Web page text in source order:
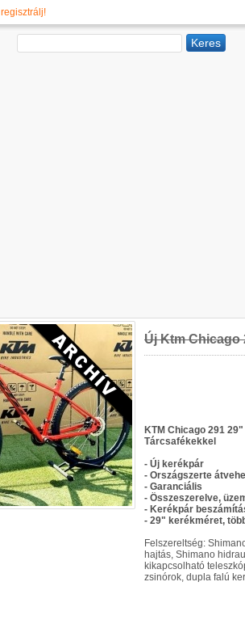
regisztrálj!
Új Ktm Chicago
KTM Chicago 291
Tárcsafékekkel
- Új kerékpár
- Országszerte
- Garanciális
- Összeszerelve,
- Kerékpár
- 29" kerékméret,
Felszereltség:
hajtás, Shimano
kikapcsolható
zsinórok, dupla falú